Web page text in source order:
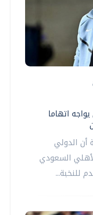
اتهاما
أن الدولي
السعودي
للنخبة...